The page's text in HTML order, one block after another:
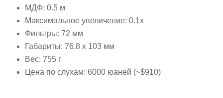
МДФ: 0.5 м
Максимальное увеличение: 0.1x
Фильтры: 72 мм
Габариты: 76.8 x 103 мм
Вес: 755 г
Цена по слухам: 6000 юаней (~$910)